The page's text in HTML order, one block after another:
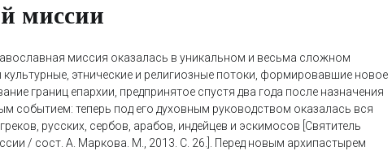
миссии
миссия оказалась в уникальном и весьма сложном
этнические и религиозные потоки, формировавшие новое
границ епархии, предпринятое спустя два года после назначения
событием: теперь под его духовным руководством оказалась вся
русских, сербов, арабов, индейцев и эскимосов [Святитель
/ сост. А. Маркова. М., 2013. С. 26.]. Перед новым архипастырем